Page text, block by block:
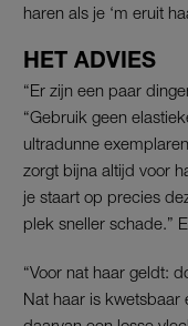
haren als je ‘m eruit
HET ADVIES
“Er zijn een paar
“Gebruik geen
ultradunne
zorgt bijna altijd voor
je staart op precies
plek sneller schade.”
“Voor nat haar geldt:
Nat haar is